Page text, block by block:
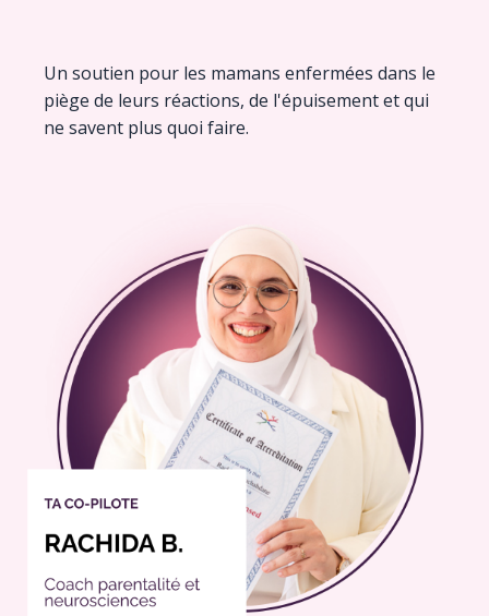
Un soutien pour les mamans enfermées dans le
piège de leurs réactions, de l'épuisement et qui
ne savent plus quoi faire.